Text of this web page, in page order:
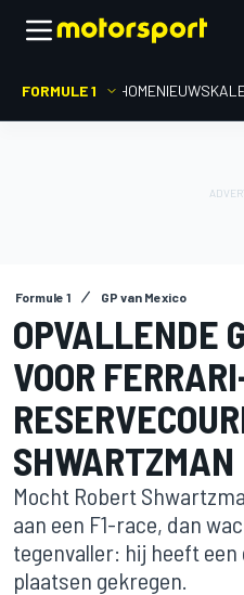
FORMULE 1 HOMENIEUWS
Formule 1 GP van Mexico
OPVALLENDE
VOOR
SHWARTZMAN
Mocht Robert
aan een F1-race, dan
tegenvaller: hij heeft
plaatsen gekregen.